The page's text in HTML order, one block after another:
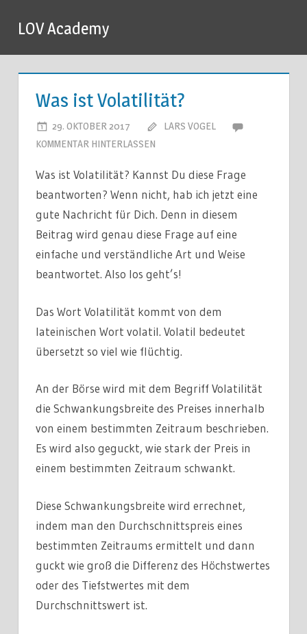
InhaltLOV Academy
Was ist Volatilität?
29. OKTOBER 2017
LARS VOGEL
KOMMENTAR HINTERLASSEN
Was ist Volatilität? Kannst Du diese Frage
beantworten? Wenn nicht, hab ich jetzt eine
gute Nachricht für Dich. Denn in diesem
Beitrag wird genau diese Frage auf eine
einfache und verständliche Art und Weise
beantwortet. Also los geht’s!
Das Wort Volatilität kommt von dem
lateinischen Wort volatil. Volatil bedeutet
übersetzt so viel wie flüchtig.
An der Börse wird mit dem Begriff Volatilität
die Schwankungsbreite des Preises innerhalb
von einem bestimmten Zeitraum beschrieben.
Es wird also geguckt, wie stark der Preis in
einem bestimmten Zeitraum schwankt.
Diese Schwankungsbreite wird errechnet,
indem man den Durchschnittspreis eines
bestimmten Zeitraums ermittelt und dann
guckt wie groß die Differenz des Höchstwertes
oder des Tiefstwertes mit dem
Durchschnittswert ist.